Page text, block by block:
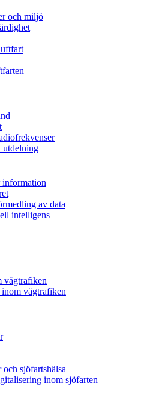
och miljö
utdelning
information
av data
intelligens
vägtrafiken
vägtrafiken
sjöfartshälsa
inom sjöfarten